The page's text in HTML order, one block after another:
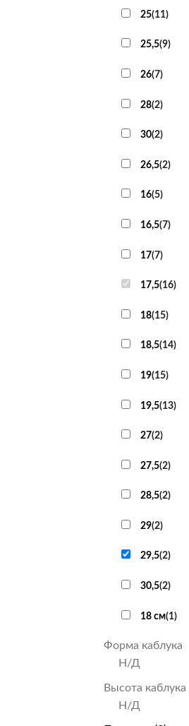
25(11)
25,5(9)
26(7)
28(2)
30(2)
26,5(2)
16(5)
16,5(7)
17(7)
17,5(16)
18(15)
18,5(14)
19(15)
19,5(13)
27(2)
27,5(2)
28,5(2)
29(2)
29,5(2)
30,5(2)
18 см(1)
Форма каблука
Н/Д
Высота каблука
Н/Д